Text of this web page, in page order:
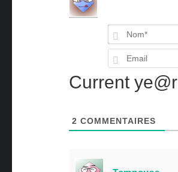
Current ye@r
2 COMMENTAIRES